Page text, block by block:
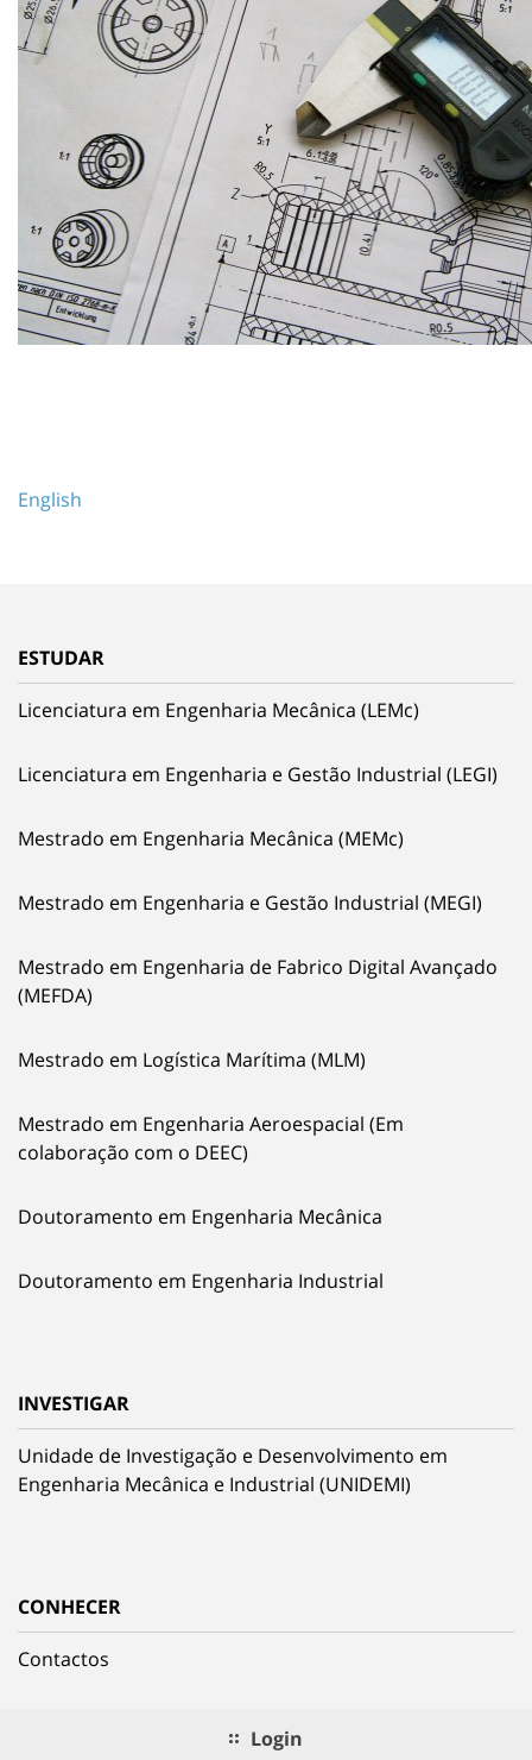
English
ESTUDAR
Licenciatura em Engenharia Mecânica (LEMc)
Licenciatura em Engenharia e Gestão Industrial (LEGI)
Mestrado em Engenharia Mecânica (MEMc)
Mestrado em Engenharia e Gestão Industrial (MEGI)
Mestrado em Engenharia de Fabrico Digital Avançado
(MEFDA)
Mestrado em Logística Marítima (MLM)
Mestrado em Engenharia Aeroespacial (Em
colaboração com o DEEC)
Doutoramento em Engenharia Mecânica
Doutoramento em Engenharia Industrial
INVESTIGAR
Unidade de Investigação e Desenvolvimento em
Engenharia Mecânica e Industrial (UNIDEMI)
CONHECER
Contactos
Login